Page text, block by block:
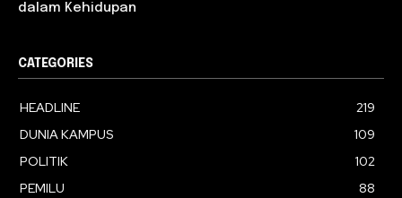
dalam Kehidupan
CATEGORIES
HEADLINE
219
DUNIA KAMPUS
109
POLITIK
102
PEMILU
88